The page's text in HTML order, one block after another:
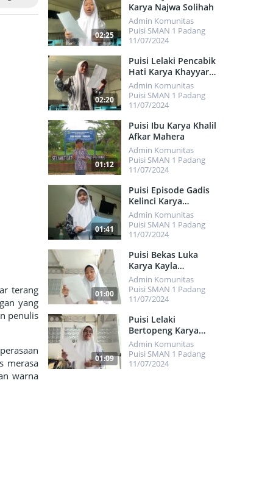
terang
yang
penulis
merasa
warna
438
02:25
Karya Najwa Solihah
Admin Komunitas
Puisi SMAN 1 Padang
11/07/2024
387
02:20
Puisi Lelaki Pencabik
Hati Karya Khayyara
Faliqa Zahwa
Admin Komunitas
Puisi SMAN 1 Padang
11/07/2024
461
01:12
Puisi Ibu Karya Khalil
Afkar Mahera
Admin Komunitas
Puisi SMAN 1 Padang
11/07/2024
403
01:41
Puisi Episode Gadis
Kelinci Karya
Khadijah Chelsea
Admin Komunitas
Puisi SMAN 1 Padang
11/07/2024
409
01:00
Puisi Bekas Luka
Karya Kayla
Pryananda
Admin Komunitas
Puisi SMAN 1 Padang
11/07/2024
01:09
Puisi Lelaki
Bertopeng Karya
Hasnah Kamila
Maulikha
Admin Komunitas
Puisi SMAN 1 Padang
11/07/2024